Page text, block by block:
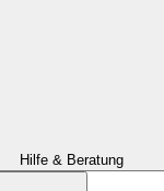
Hilfe & Beratung